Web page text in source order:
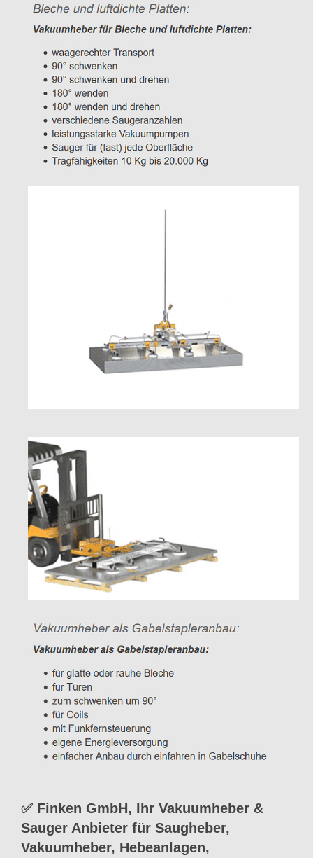
✅ Finken GmbH, Ihr Vakuumheber &
Sauger Anbieter für Saugheber,
Vakuumheber, Hebeanlagen,